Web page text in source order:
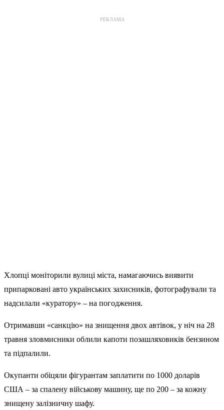
РЕКЛАМА
Хлопці моніторили вулиці міста, намагаючись виявити
припарковані авто українських захисників, фотографували та
надсилали «куратору» – на погодження.
Отримавши «санкцію» на знищення двох автівок, у ніч на 28
травня зловмисники облили капоти позашляховиків бензином
та підпалили.
Окупанти обіцяли фігурантам заплатити по 1000 доларів
США – за спалену військову машину, ще по 200 – за кожну
знищену залізничну шафу.